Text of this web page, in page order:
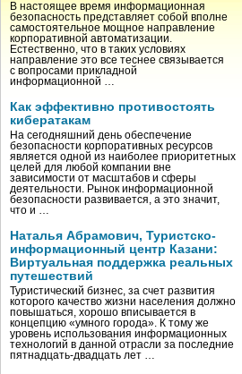
В настоящее время информационная
безопасность представляет собой вполне
самостоятельное мощное направление
корпоративной автоматизации.
Естественно, что в таких условиях
направление это все теснее связывается
с вопросами прикладной
информационной …
Как эффективно противостоять
кибератакам
На сегодняшний день обеспечение
безопасности корпоративных ресурсов
является одной из наиболее приоритетных
целей для любой компании вне
зависимости от масштабов и сферы
деятельности. Рынок информационной
безопасности развивается, а это значит,
что и …
Наталья Абрамович, Туристско-
информационный центр Казани:
Виртуальная поддержка реальных
путешествий
Туристический бизнес, за счет развития
которого качество жизни населения должно
повышаться, хорошо вписывается в
концепцию «умного города». К тому же
уровень использования информационных
технологий в данной отрасли за последние
пятнадцать-двадцать лет …